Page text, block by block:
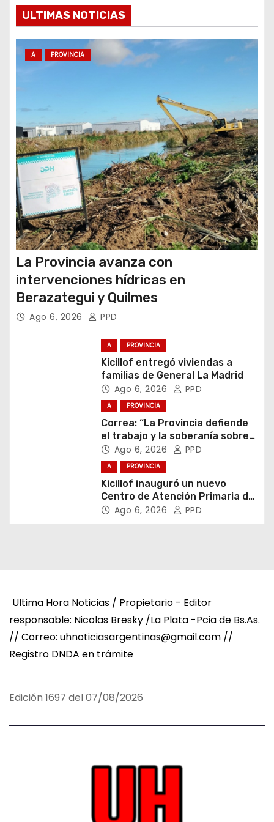
e
n
t
r
a
d
a
s
ULTIMAS NOTICIAS
A PROVINCIA
La Provincia avanza con
intervenciones hídricas en
Berazategui y Quilmes
Ago 6, 2026 PPD
A PROVINCIA
Kicillof entregó viviendas a
familias de General La Madrid
Ago 6, 2026 PPD
A PROVINCIA
Correa: “La Provincia defiende
el trabajo y la soberanía sobre
puertos y ríos”
Ago 6, 2026 PPD
A PROVINCIA
Kicillof inauguró un nuevo
Centro de Atención Primaria de
la Salud
Ago 6, 2026 PPD
Ultima Hora Noticias / Propietario - Editor
responsable: Nicolas Bresky /La Plata -Pcia de Bs.As.
// Correo: uhnoticiasargentinas@gmail.com //
Registro DNDA en trámite
Edición 1697 del 07/08/2026